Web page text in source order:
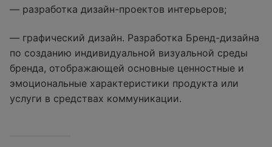
— разработка дизайн-проектов интерьеров;
— графический дизайн. Разработка Бренд-дизайна
по созданию индивидуальной визуальной среды
бренда, отображающей основные ценностные и
эмоциональные характеристики продукта или
услуги в средствах коммуникации.